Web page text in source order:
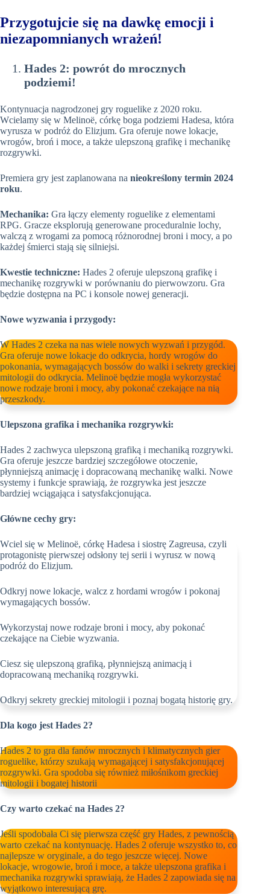
Przygotujcie się na dawkę emocji i
niezapomnianych wrażeń!
Hades 2: powrót do mrocznych
podziemi!
Kontynuacja nagrodzonej gry roguelike z 2020 roku.
Wcielamy się w Melinoë, córkę boga podziemi Hadesa, która
wyrusza w podróż do Elizjum. Gra oferuje nowe lokacje,
wrogów, broń i moce, a także ulepszoną grafikę i mechanikę
rozgrywki.
Premiera gry jest zaplanowana na nieokreślony termin 2024
roku.
Mechanika: Gra łączy elementy roguelike z elementami
RPG. Gracze eksplorują generowane proceduralnie lochy,
walczą z wrogami za pomocą różnorodnej broni i mocy, a po
każdej śmierci stają się silniejsi.
Kwestie techniczne: Hades 2 oferuje ulepszoną grafikę i
mechanikę rozgrywki w porównaniu do pierwowzoru. Gra
będzie dostępna na PC i konsole nowej generacji.
Nowe wyzwania i przygody:
W Hades 2 czeka na nas wiele nowych wyzwań i przygód.
Gra oferuje nowe lokacje do odkrycia, hordy wrogów do
pokonania, wymagających bossów do walki i sekrety greckiej
mitologii do odkrycia. Melinoë będzie mogła wykorzystać
nowe rodzaje broni i mocy, aby pokonać czekające na nią
przeszkody.
Ulepszona grafika i mechanika rozgrywki:
Hades 2 zachwyca ulepszoną grafiką i mechaniką rozgrywki.
Gra oferuje jeszcze bardziej szczegółowe otoczenie,
płynniejszą animację i dopracowaną mechanikę walki. Nowe
systemy i funkcje sprawiają, że rozgrywka jest jeszcze
bardziej wciągająca i satysfakcjonująca.
Główne cechy gry:
Wciel się w Melinoë, córkę Hadesa i siostrę Zagreusa, czyli
protagonistę pierwszej odsłony tej serii i wyrusz w nową
podróż do Elizjum.
Odkryj nowe lokacje, walcz z hordami wrogów i pokonaj
wymagających bossów.
Wykorzystaj nowe rodzaje broni i mocy, aby pokonać
czekające na Ciebie wyzwania.
Ciesz się ulepszoną grafiką, płynniejszą animacją i
dopracowaną mechaniką rozgrywki.
Odkryj sekrety greckiej mitologii i poznaj bogatą historię gry.
Dla kogo jest Hades 2?
Hades 2 to gra dla fanów mrocznych i klimatycznych gier
roguelike, którzy szukają wymagającej i satysfakcjonującej
rozgrywki. Gra spodoba się również miłośnikom greckiej
mitologii i bogatej historii
Czy warto czekać na Hades 2?
Jeśli spodobała Ci się pierwsza część gry Hades, z pewnością
warto czekać na kontynuację. Hades 2 oferuje wszystko to, co
najlepsze w oryginale, a do tego jeszcze więcej. Nowe
lokacje, wrogowie, broń i moce, a także ulepszona grafika i
mechanika rozgrywki sprawiają, że Hades 2 zapowiada się na
wyjątkowo interesującą grę.